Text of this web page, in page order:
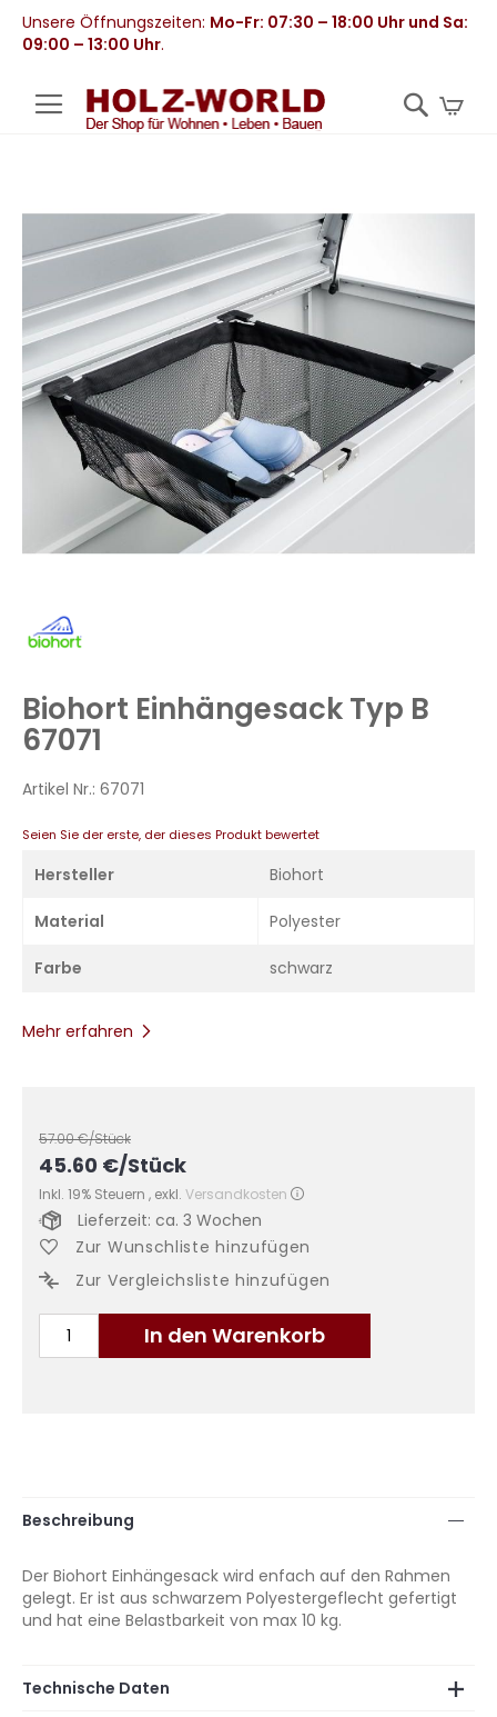
Unsere Öffnungszeiten: Mo-Fr: 07:30 – 18:00 Uhr und Sa:
09:00 – 13:00 Uhr.
der
Bildergalerie
springen
Zum
Anfang
springen
Biohort Einhängesack Typ B
67071
Artikel Nr.: 67071
Seien Sie der erste, der dieses Produkt bewertet
Hersteller Biohort
Material Polyester
Farbe schwarz
Mehr erfahren
57.00€/Stück
45.60 €/Stück
Inkl. 19% Steuern , exkl. Versandkosten
In den Warenkorb
Lieferzeit: ca. 3 Wochen
Zur Wunschliste hinzufügen
Zur Vergleichsliste hinzufügen
Beschreibung
Der Biohort Einhängesack wird enfach auf den Rahmen
gelegt. Er ist aus schwarzem Polyestergeflecht gefertigt
und hat eine Belastbarkeit von max 10 kg.
Technische Daten